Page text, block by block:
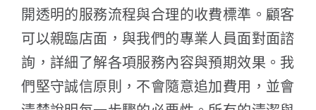
開透明的服務流程與合理的收費標準。顧客
可以親臨店面，與我們的專業人員面對面諮
詢，詳細了解各項服務內容與預期效果。我
們堅守誠信原則，不會隨意追加費用，並會